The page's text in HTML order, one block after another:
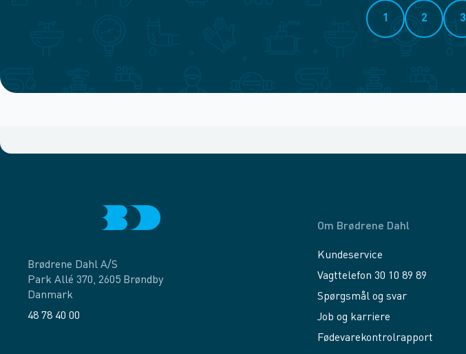
1 2 3
Brødrene Dahl A/S
Park Allé 370, 2605 Brøndby
Danmark
48 78 40 00
Om Brødrene Dahl
Kundeservice
Vagttelefon 30 10 89 89
Spørgsmål og svar
Job og karriere
Fødevarekontrolrapport